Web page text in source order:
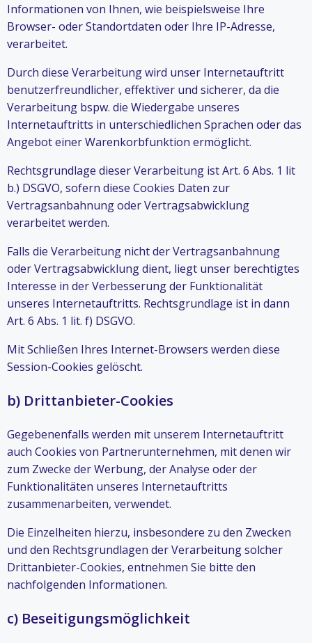
Informationen von Ihnen, wie beispielsweise Ihre
Browser- oder Standortdaten oder Ihre IP-Adresse,
verarbeitet.
Durch diese Verarbeitung wird unser Internetauftritt
benutzerfreundlicher, effektiver und sicherer, da die
Verarbeitung bspw. die Wiedergabe unseres
Internetauftritts in unterschiedlichen Sprachen oder das
Angebot einer Warenkorbfunktion ermöglicht.
Rechtsgrundlage dieser Verarbeitung ist Art. 6 Abs. 1 lit
b.) DSGVO, sofern diese Cookies Daten zur
Vertragsanbahnung oder Vertragsabwicklung
verarbeitet werden.
Falls die Verarbeitung nicht der Vertragsanbahnung
oder Vertragsabwicklung dient, liegt unser berechtigtes
Interesse in der Verbesserung der Funktionalität
unseres Internetauftritts. Rechtsgrundlage ist in dann
Art. 6 Abs. 1 lit. f) DSGVO.
Mit Schließen Ihres Internet-Browsers werden diese
Session-Cookies gelöscht.
b) Drittanbieter-Cookies
Gegebenenfalls werden mit unserem Internetauftritt
auch Cookies von Partnerunternehmen, mit denen wir
zum Zwecke der Werbung, der Analyse oder der
Funktionalitäten unseres Internetauftritts
zusammenarbeiten, verwendet.
Die Einzelheiten hierzu, insbesondere zu den Zwecken
und den Rechtsgrundlagen der Verarbeitung solcher
Drittanbieter-Cookies, entnehmen Sie bitte den
nachfolgenden Informationen.
c) Beseitigungsmöglichkeit